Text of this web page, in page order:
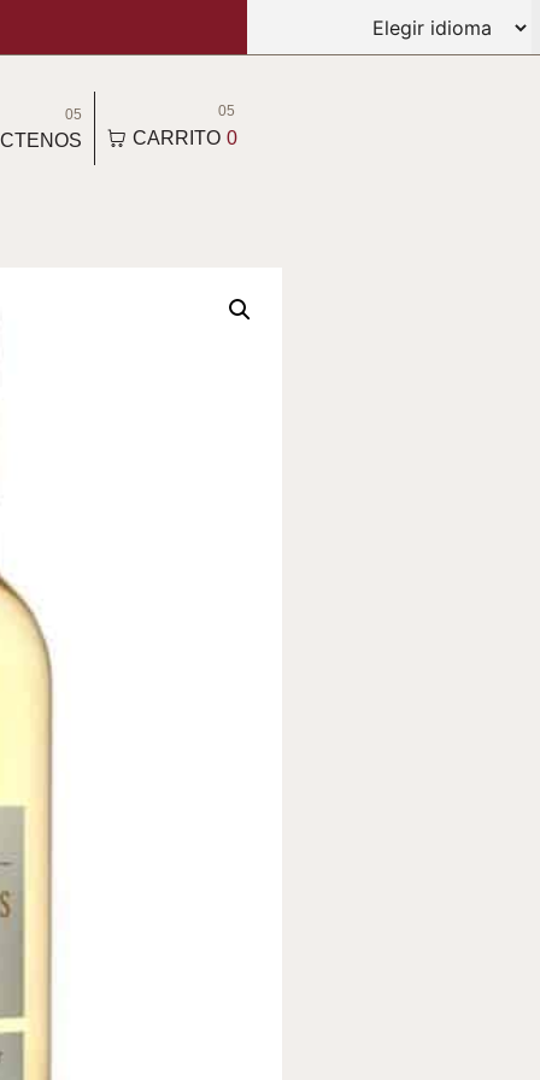
05 05
CARRITO 0